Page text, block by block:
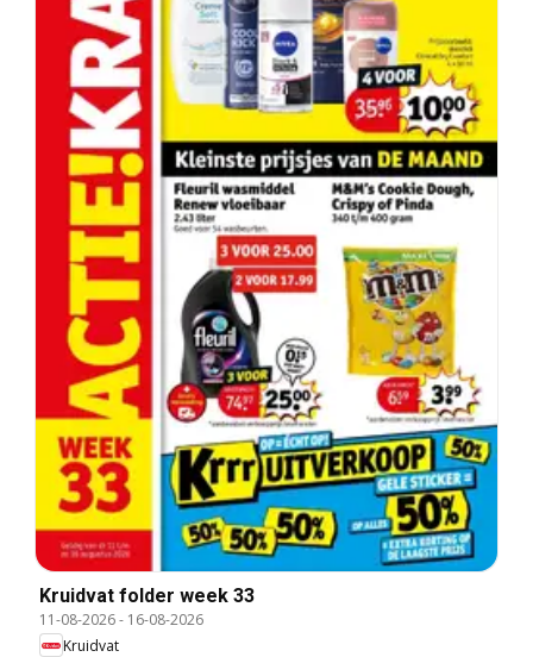
Kruidvat folder week 33
11-08-2026- 16-08-2026
Kruidvat